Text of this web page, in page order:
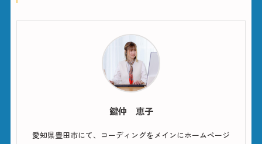
鍵仲 恵子
愛知県豊田市にて、コーディングをメインにホームページ